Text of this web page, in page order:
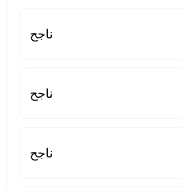
ناجح
ناجح
ناجح